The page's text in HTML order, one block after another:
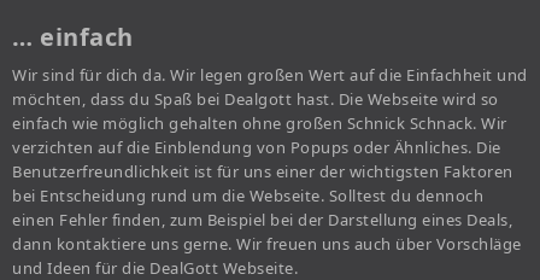
… einfach
Wir sind für dich da. Wir legen großen Wert auf die Einfachheit und
möchten, dass du Spaß bei Dealgott hast. Die Webseite wird so
einfach wie möglich gehalten ohne großen Schnick Schnack. Wir
verzichten auf die Einblendung von Popups oder Ähnliches. Die
Benutzerfreundlichkeit ist für uns einer der wichtigsten Faktoren
bei Entscheidung rund um die Webseite. Solltest du dennoch
einen Fehler finden, zum Beispiel bei der Darstellung eines Deals,
dann kontaktiere uns gerne. Wir freuen uns auch über Vorschläge
und Ideen für die DealGott Webseite.